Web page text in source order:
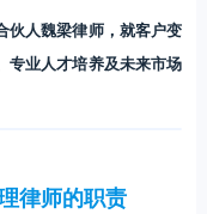
伙人魏梁律师，就客户变
专业人才培养及未来市场
律师的职责